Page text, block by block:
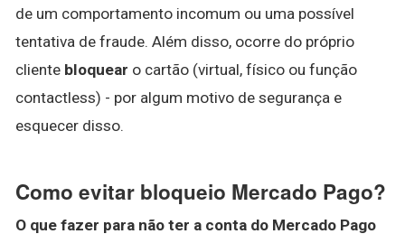
de um comportamento incomum ou uma possível
tentativa de fraude. Além disso, ocorre do próprio
cliente bloquear o cartão (virtual, físico ou função
contactless) - por algum motivo de segurança e
esquecer disso.
Como evitar bloqueio Mercado Pago?
O que fazer para não ter a conta do Mercado Pago